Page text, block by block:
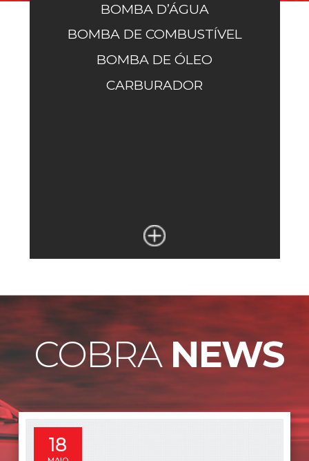
BOMBA D’ÁGUA
BOMBA DE COMBUSTÍVEL
BOMBA DE ÓLEO
CARBURADOR
COBRA NEWS